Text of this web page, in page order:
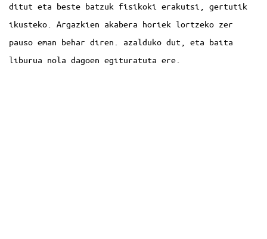
ditut eta beste batzuk fisikoki erakutsi, gertutik
ikusteko. Argazkien akabera horiek lortzeko zer
pauso eman behar diren. azalduko dut, eta baita
liburua nola dagoen egituratuta ere.